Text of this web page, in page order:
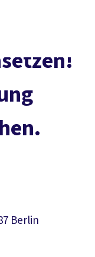
Mitmachen Politik
Berlin